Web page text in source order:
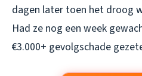
dagen later toen het droog
Had ze nog een week
€3.000+ gevolgschade